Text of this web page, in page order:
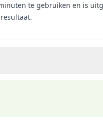
te gebruiken en is